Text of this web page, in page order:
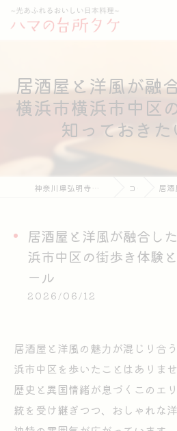
居酒屋と洋風が融
横浜市横浜市中区
知っておき
神奈川県弘明寺周辺の居酒屋ならハマの台所タケ コラム 居酒屋と洋
居酒屋と洋風が融合し
浜市中区の街歩き体験
ール
2026/06/12
居酒屋と洋風の魅力が混じり合
浜市中区を歩いたことはありま
歴史と異国情緒が息づくこのエ
統を受け継ぎつつ、おしゃれな